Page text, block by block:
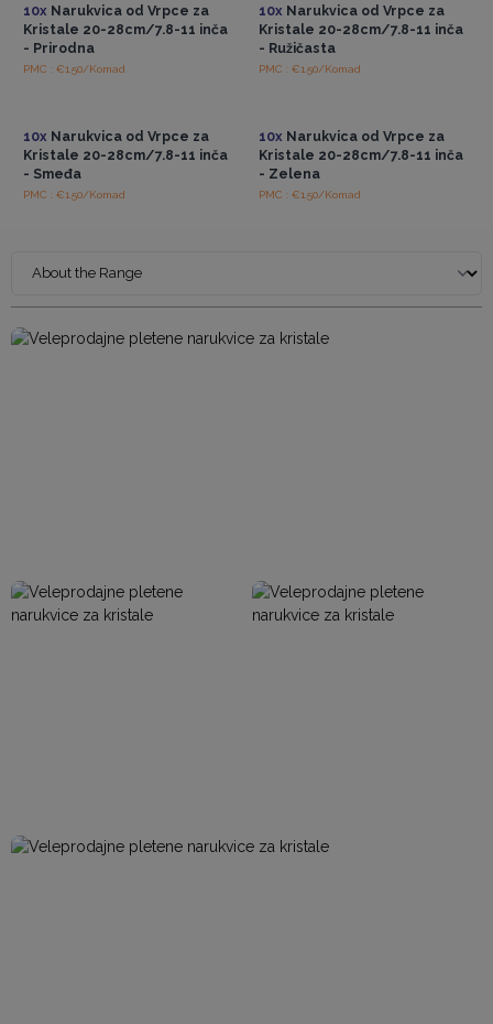
10x Narukvica od Vrpce za
Kristale 20-28cm/7.8-11 inča
- Prirodna
PMC : €1.50/Komad
10x Narukvica od Vrpce za
Kristale 20-28cm/7.8-11 inča
- Ružičasta
PMC : €1.50/Komad
10x Narukvica od Vrpce za
Kristale 20-28cm/7.8-11 inča
- Smeđa
PMC : €1.50/Komad
10x Narukvica od Vrpce za
Kristale 20-28cm/7.8-11 inča
- Zelena
PMC : €1.50/Komad